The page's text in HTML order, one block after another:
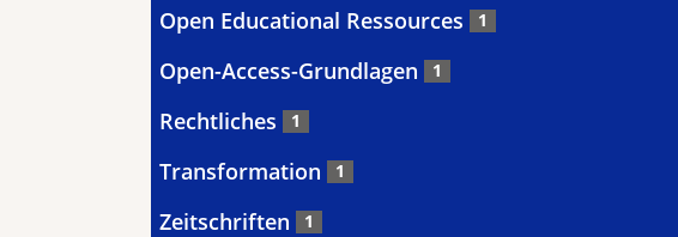
Open Educational Ressources 1
Open-Access-Grundlagen 1
Rechtliches 1
Transformation 1
Zeitschriften 1